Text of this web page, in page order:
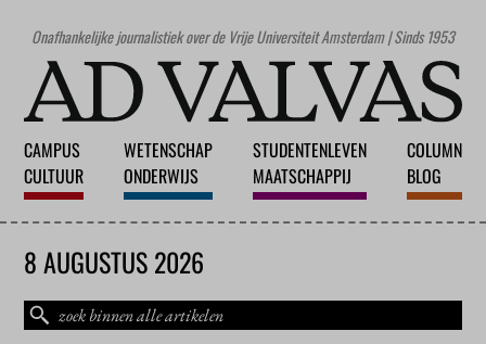
Onafhankelijke journalistiek over de Vrije Universiteit Amsterdam | Sinds 1953
CAMPUS
CULTUUR
WETENSCHAP
ONDERWIJS
STUDENTENLEVEN
MAATSCHAPPIJ
COLUMN
BLOG
8 AUGUSTUS 2026